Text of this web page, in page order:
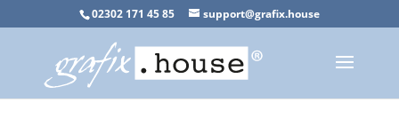
02302 171 45 85 support@grafix.house